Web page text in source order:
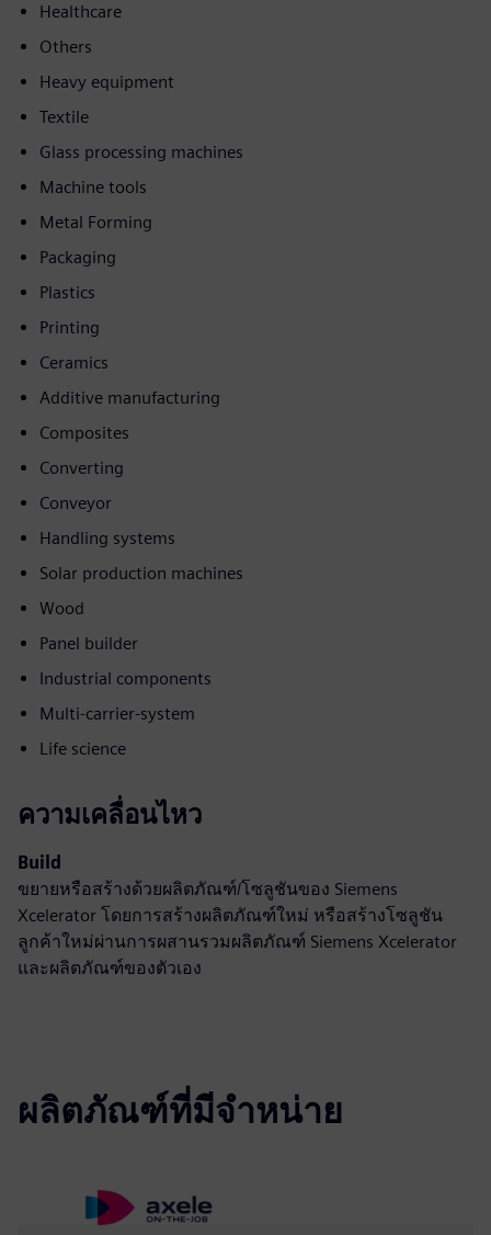
Healthcare
Others
Heavy equipment
Textile
Glass processing machines
Machine tools
Metal Forming
Packaging
Plastics
Printing
Ceramics
Additive manufacturing
Composites
Converting
Conveyor
Handling systems
Solar production machines
Wood
Panel builder
Industrial components
Multi-carrier-system
Life science
ความเคลื่อนไหว
Build
ขยายหรือสร้างด้วยผลิตภัณฑ์/โซลูชันของ Siemens
Xcelerator โดยการสร้างผลิตภัณฑ์ใหม่ หรือสร้างโซลูชัน
ลูกค้าใหม่ผ่านการผสานรวมผลิตภัณฑ์ Siemens Xcelerator
และผลิตภัณฑ์ของตัวเอง
ผลิตภัณฑ์ที่มีจำหน่าย